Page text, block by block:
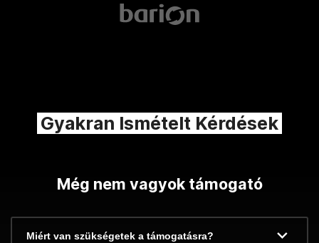
Gyakran Ismételt Kérdések
Még nem vagyok támogató
Miért van szükségetek a támogatásra?